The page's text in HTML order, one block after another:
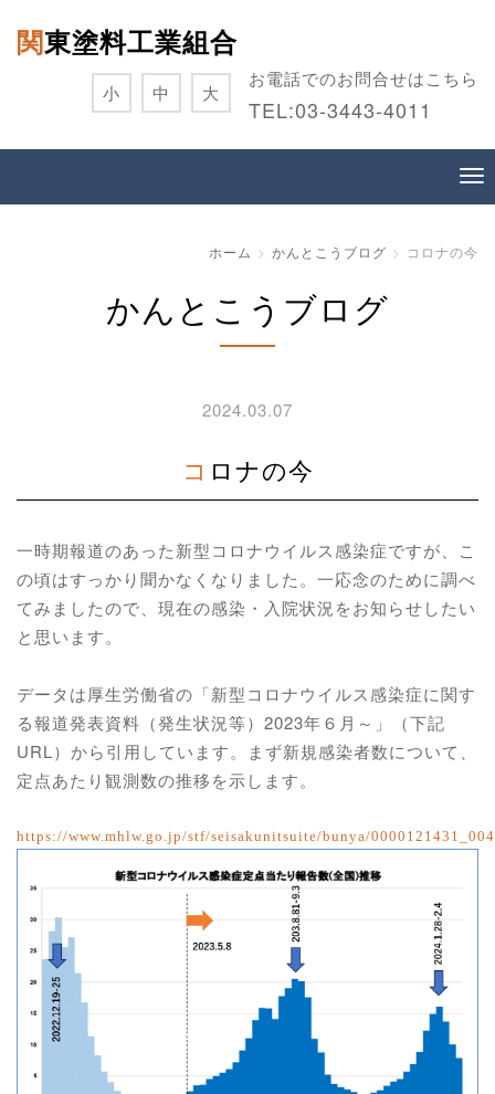
関東塗料工業組合
お電話でのお問合せはこちら
TEL:03-3443-4011
小 中 大
ホーム かんとこうブログ コロナの今
かんとこうブログ
2024.03.07
コロナの今
一時期報道のあった新型コロナウイルス感染症ですが、こ
の頃はすっかり聞かなくなりました。一応念のために調べ
てみましたので、現在の感染・入院状況をお知らせしたい
と思います。
データは厚生労働省の「新型コロナウイルス感染症に関す
る報道発表資料（発生状況等）2023年６月～」（下記
URL）から引用しています。
まず新規感染者数について、
定点あたり観測数の推移を示します。
https://www.mhlw.go.jp/stf/seisakunitsuite/bunya/